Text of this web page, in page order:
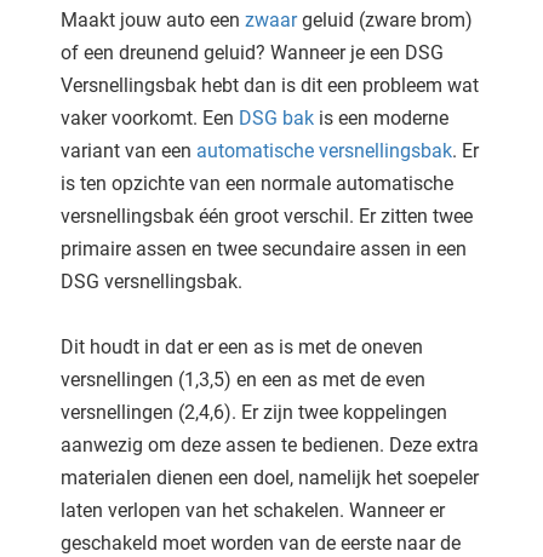
Maakt jouw auto een zwaargeluid (zware brom)
of een dreunend geluid? Wanneer je een DSG
Versnellingsbak hebt dan is dit een probleem wat
vaker voorkomt. Een DSG bak is een moderne
variant van een automatische versnellingsbak. Er
is ten opzichte van een normale automatische
versnellingsbak één groot verschil. Er zitten twee
primaire assen en twee secundaire assen in een
DSG versnellingsbak.
Dit houdt in dat er een as is met de oneven
versnellingen (1,3,5) en een as met de even
versnellingen (2,4,6). Er zijn twee koppelingen
aanwezig om deze assen te bedienen. Deze extra
materialen dienen een doel, namelijk het soepeler
laten verlopen van het schakelen. Wanneer er
geschakeld moet worden van de eerste naar de